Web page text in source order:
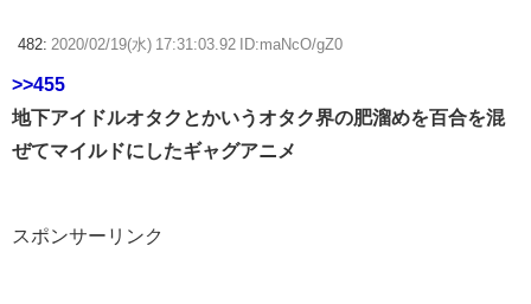
482: 2020/02/19(水) 17:31:03.92 ID:maNcO/gZ0
>>455
地下アイドルオタクとかいうオタク界の肥溜めを百合を混
ぜてマイルドにしたギャグアニメ
スポンサーリンク